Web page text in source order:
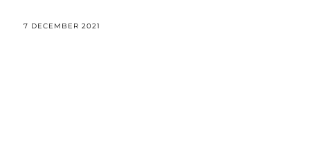
7 DECEMBER 2021